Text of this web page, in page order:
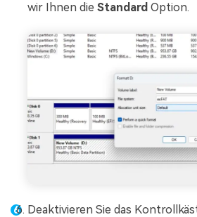
wir Ihnen die Standard Option.
Deaktivieren Sie das